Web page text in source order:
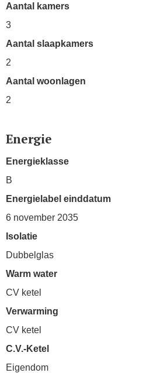
Aantal kamers
3
Aantal slaapkamers
2
Aantal woonlagen
2
Energie
Energieklasse
B
Energielabel einddatum
6 november 2035
Isolatie
Dubbelglas
Warm water
CV ketel
Verwarming
CV ketel
C.V.-Ketel
Eigendom